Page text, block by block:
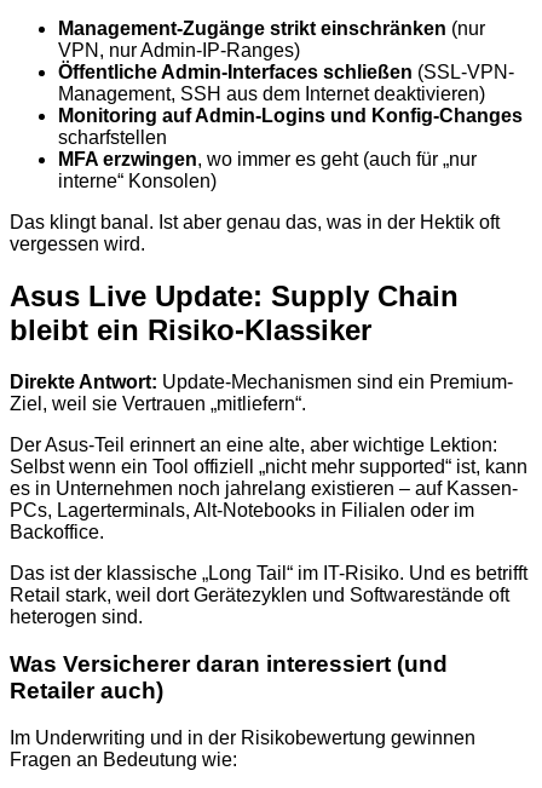
Management-Zugänge strikt einschränken (nur
VPN, nur Admin-IP-Ranges)
Öffentliche Admin-Interfaces schließen (SSL-VPN-
Management, SSH aus dem Internet deaktivieren)
Monitoring auf Admin-Logins und Konfig-Changes
scharfstellen
MFA erzwingen, wo immer es geht (auch für „nur
interne“ Konsolen)
Das klingt banal. Ist aber genau das, was in der Hektik oft
vergessen wird.
Asus Live Update: Supply Chain
bleibt ein Risiko-Klassiker
Direkte Antwort: Update-Mechanismen sind ein Premium-
Ziel, weil sie Vertrauen „mitliefern“.
Der Asus-Teil erinnert an eine alte, aber wichtige Lektion:
Selbst wenn ein Tool offiziell „nicht mehr supported“ ist, kann
es in Unternehmen noch jahrelang existieren – auf Kassen-
PCs, Lagerterminals, Alt-Notebooks in Filialen oder im
Backoffice.
Das ist der klassische „Long Tail“ im IT-Risiko. Und es betrifft
Retail stark, weil dort Gerätezyklen und Softwarestände oft
heterogen sind.
Was Versicherer daran interessiert (und
Retailer auch)
Im Underwriting und in der Risikobewertung gewinnen
Fragen an Bedeutung wie: